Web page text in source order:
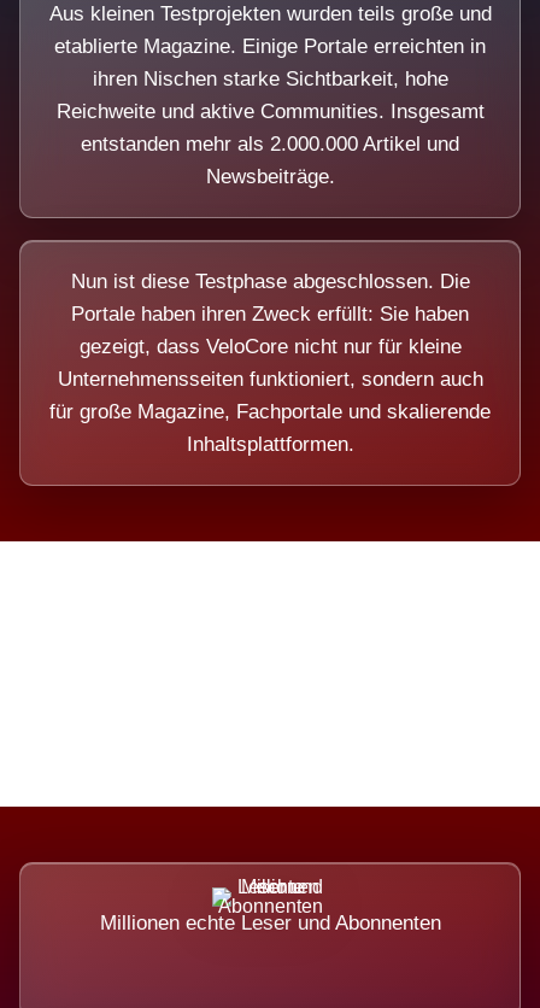
Aus kleinen Testprojekten wurden teils große und
etablierte Magazine. Einige Portale erreichten in
ihren Nischen starke Sichtbarkeit, hohe
Reichweite und aktive Communities. Insgesamt
entstanden mehr als 2.000.000 Artikel und
Newsbeiträge.
Nun ist diese Testphase abgeschlossen. Die
Portale haben ihren Zweck erfüllt: Sie haben
gezeigt, dass VeloCore nicht nur für kleine
Unternehmensseiten funktioniert, sondern auch
für große Magazine, Fachportale und skalierende
Inhaltsplattformen.
Millionen echte Leser und Abonnenten